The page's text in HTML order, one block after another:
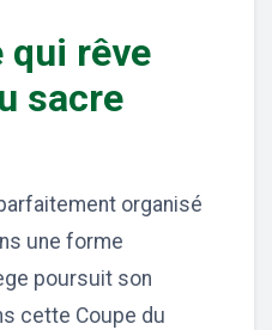
qui rêve
sacre
organisé
une forme
poursuit son
cette Coupe du